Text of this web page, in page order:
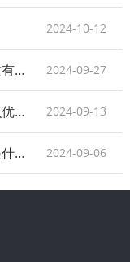
2024-10-12
选择不同材质的不锈钢水箱，对水质有何影响？ 2024-09-27
不锈钢水箱与其他水箱相比，有什么优势 2024-09-13
不锈钢水箱自洁消毒器的工作原理是什么？ 2024-09-06